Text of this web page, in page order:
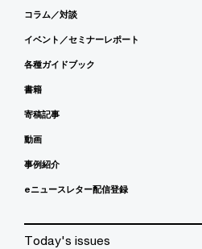
コラム／対談
イベント／セミナーレポート
各種ガイドブック
書籍
寄稿記事
動画
事例紹介
eニュースレター配信登録
Today's issues